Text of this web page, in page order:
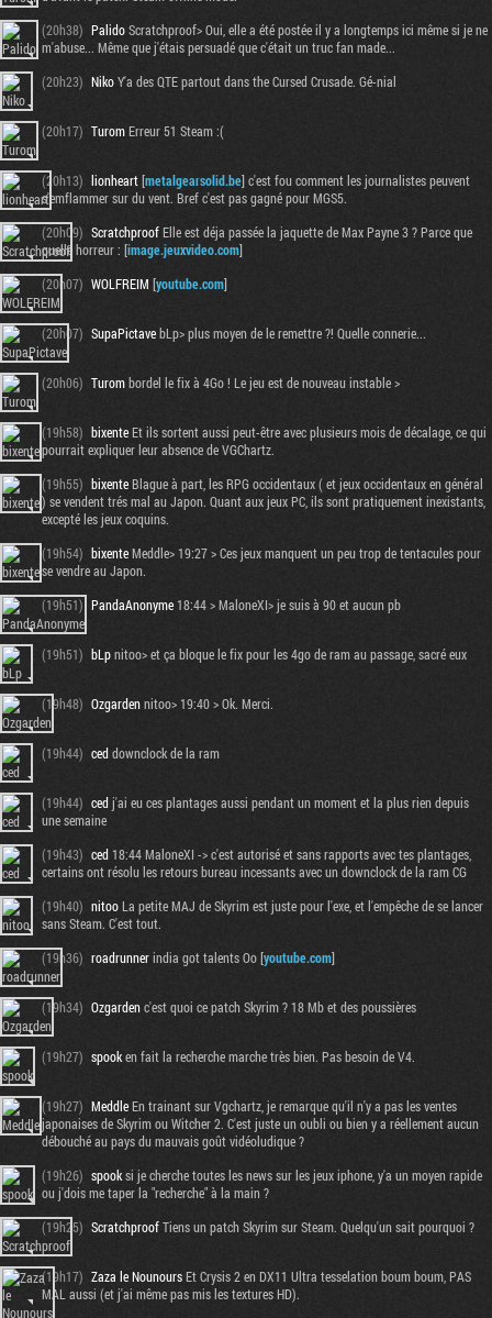
(20h38) PalidoScratchproof> Oui, elle a été postée il y a longtemps ici même si je ne
m'abuse... Même que j'étais persuadé que c'était un truc fan made...
(20h23) NikoY'a des QTE partout dans the Cursed Crusade. Gé-nial
(20h17) TuromErreur 51 Steam :(
(20h13) lionheart[metalgearsolid.be] c'est fou comment les journalistes peuvent
s'emflammer sur du vent. Bref c'est pas gagné pour MGS5.
(20h09) ScratchproofElle est déja passée la jaquette de Max Payne 3 ? Parce que
quelle horreur : [image.jeuxvideo.com]
(20h07) WOLFREIM [youtube.com]
(20h07) SupaPictavebLp> plus moyen de le remettre ?! Quelle connerie...
(20h06) Turombordel le fix à 4Go ! Le jeu est de nouveau instable >
(19h58) bixenteEt ils sortent aussi peut-être avec plusieurs mois de décalage, ce qui
pourrait expliquer leur absence de VGChartz.
(19h55) bixenteBlague à part, les RPG occidentaux ( et jeux occidentaux en général
) se vendent trés mal au Japon. Quant aux jeux PC, ils sont pratiquement inexistants,
excepté les jeux coquins.
(19h54) bixenteMeddle> 19:27 > Ces jeux manquent un peu trop de tentacules pour
se vendre au Japon.
(19h51) PandaAnonyme18:44 > MaloneXI> je suis à 90 et aucun pb
(19h51) bLpnitoo> et ça bloque le fix pour les 4go de ram au passage, sacré eux
(19h48) Ozgardennitoo> 19:40 > Ok. Merci.
(19h44) ceddownclock de la ram
(19h44) cedj'ai eu ces plantages aussi pendant un moment et la plus rien depuis
une semaine
(19h43) ced18:44 MaloneXI -> c'est autorisé et sans rapports avec tes plantages,
certains ont résolu les retours bureau incessants avec un downclock de la ram CG
(19h40) nitooLa petite MAJ de Skyrim est juste pour l'exe, et l'empêche de se lancer
sans Steam. C'est tout.
(19h36) roadrunnerindia got talents Oo [youtube.com]
(19h34) Ozgardenc'est quoi ce patch Skyrim ? 18 Mb et des poussières
(19h27) spooken fait la recherche marche très bien. Pas besoin de V4.
(19h27) MeddleEn trainant sur Vgchartz, je remarque qu'il n'y a pas les ventes
japonaises de Skyrim ou Witcher 2. C'est juste un oubli ou bien y a réellement aucun
débouché au pays du mauvais goût vidéoludique ?
(19h26) spooksi je cherche toutes les news sur les jeux iphone, y'a un moyen rapide
ou j'dois me taper la "recherche" à la main ?
(19h25) ScratchproofTiens un patch Skyrim sur Steam. Quelqu'un sait pourquoi ?
(19h17) Zaza le NounoursEt Crysis 2 en DX11 Ultra tesselation boum boum, PAS
MAL aussi (et j'ai même pas mis les textures HD).